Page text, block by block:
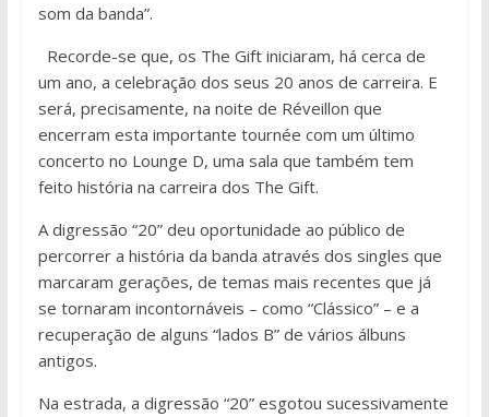
som da banda”.
Recorde-se que, os The Gift iniciaram, há cerca de
um ano, a celebração dos seus 20 anos de carreira. E
será, precisamente, na noite de Réveillon que
encerram esta importante tournée com um último
concerto no Lounge D, uma sala que também tem
feito história na carreira dos The Gift.
A digressão “20” deu oportunidade ao público de
percorrer a história da banda através dos singles que
marcaram gerações, de temas mais recentes que já
se tornaram incontornáveis – como “Clássico” – e a
recuperação de alguns “lados B” de vários álbuns
antigos.
Na estrada, a digressão “20” esgotou sucessivamente